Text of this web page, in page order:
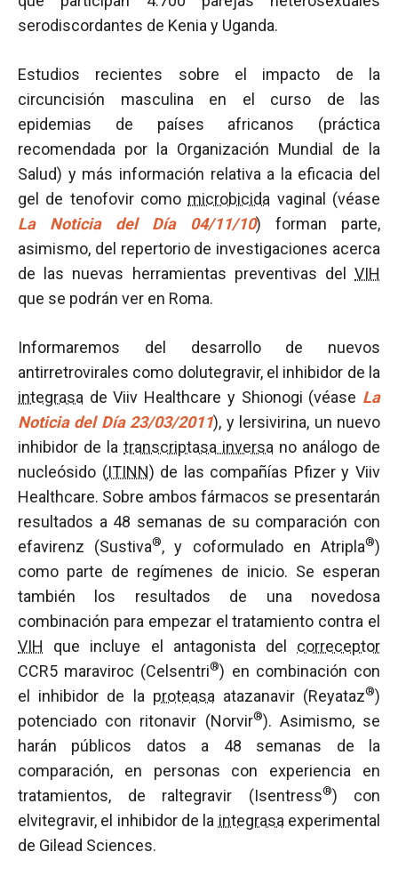
serodiscordantes de Kenia y Uganda.
Estudios recientes sobre el impacto de la
circuncisión masculina en el curso de las
epidemias de países africanos (práctica
recomendada por la Organización Mundial de la
Salud) y más información relativa a la eficacia del
gel de tenofovir como microbicida vaginal (véase
La Noticia del Día 04/11/10) forman parte,
asimismo, del repertorio de investigaciones acerca
de las nuevas herramientas preventivas del VIH
que se podrán ver en Roma.
Informaremos del desarrollo de nuevos
antirretrovirales como dolutegravir, el inhibidor de la
integrasa de Viiv Healthcare y Shionogi (véase La
Noticia del Día 23/03/2011), y lersivirina, un nuevo
inhibidor de la transcriptasa inversa no análogo de
nucleósido (ITINN) de las compañías Pfizer y Viiv
Healthcare. Sobre ambos fármacos se presentarán
resultados a 48 semanas de su comparación con
efavirenz (Sustiva®, y coformulado en Atripla®)
como parte de regímenes de inicio. Se esperan
también los resultados de una novedosa
combinación para empezar el tratamiento contra el
VIH que incluye el antagonista del correceptor
CCR5 maraviroc (Celsentri®) en combinación con
el inhibidor de la proteasa atazanavir (Reyataz®)
potenciado con ritonavir (Norvir®). Asimismo, se
harán públicos datos a 48 semanas de la
comparación, en personas con experiencia en
tratamientos, de raltegravir (Isentress®) con
elvitegravir, el inhibidor de la integrasa experimental
de Gilead Sciences.